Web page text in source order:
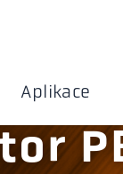
Aplikace